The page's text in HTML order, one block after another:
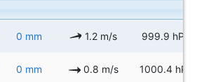
0 mm 1.2 m/s 999.9 hPa
0 mm 0.8 m/s 1000.4 hPa